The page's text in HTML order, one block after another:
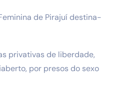
de Pirajuí destina-
privativas de liberdade,
por presos do sexo